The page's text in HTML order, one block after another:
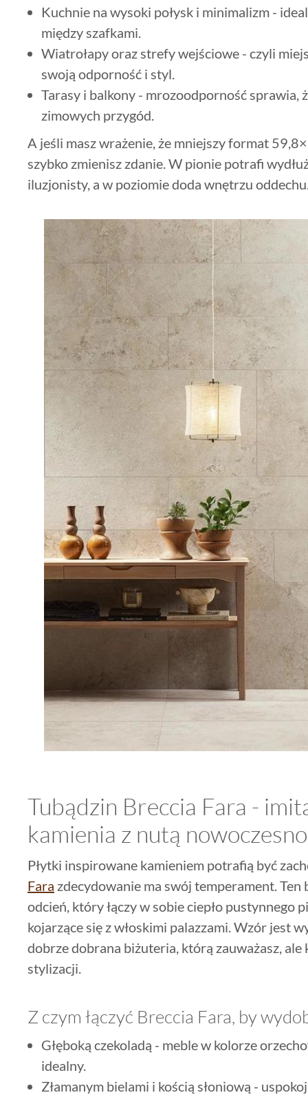
Kuchnie na wysoki połysk i minimalizm -
między szafkami.
Wiatrołapy oraz strefy wejściowe - czyli
swoją odporność i styl.
Tarasy i balkony - mrozoodporność sprawia,
zimowych przygód.
A jeśli masz wrażenie, że mniejszy format
szybko zmienisz zdanie. W pionie potrafi
iluzjonisty, a w poziomie doda wnętrzu
Tubądzin Breccia Fara -
kamienia z nutą
Płytki inspirowane kamieniem potrafią być
Fara zdecydowanie ma swój temperament. Ten
odcień, który łączy w sobie ciepło pustynnego
kojarzące się z włoskimi palazzami. Wzór jest
dobrze dobrana biżuteria, którą zauważasz, ale
stylizacji.
Z czym łączyć Breccia Fara, by
Głęboką czekoladą - meble w kolorze
idealny.
Złamanym bielami i kością słoniową -